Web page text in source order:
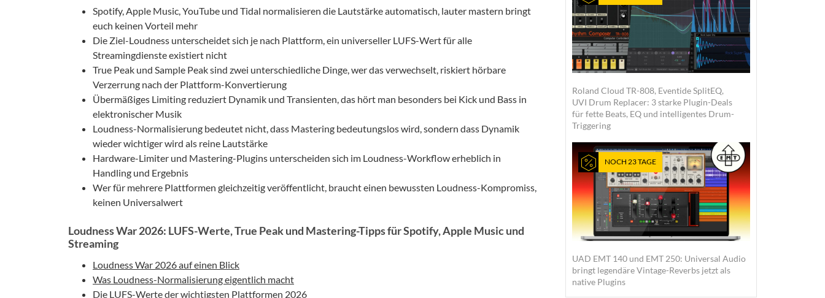
Spotify, Apple Music, YouTube und Tidal normalisieren die Lautstärke automatisch, lauter mastern bringt
euch keinen Vorteil mehr
Die Ziel-Loudness unterscheidet sich je nach Plattform, ein universeller LUFS-Wert für alle
Streamingdienste existiert nicht
True Peak und Sample Peak sind zwei unterschiedliche Dinge, wer das verwechselt, riskiert hörbare
Verzerrung nach der Plattform-Konvertierung
Übermäßiges Limiting reduziert Dynamik und Transienten, das hört man besonders bei Kick und Bass in
elektronischer Musik
Loudness-Normalisierung bedeutet nicht, dass Mastering bedeutungslos wird, sondern dass Dynamik
wieder wichtiger wird als reine Lautstärke
Hardware-Limiter und Mastering-Plugins unterscheiden sich im Loudness-Workflow erheblich in
Handling und Ergebnis
Wer für mehrere Plattformen gleichzeitig veröffentlicht, braucht einen bewussten Loudness-Kompromiss,
keinen Universalwert
Loudness War 2026: LUFS-Werte, True Peak und Mastering-Tipps für Spotify, Apple Music und
Streaming
Loudness War 2026 auf einen Blick
Was Loudness-Normalisierung eigentlich macht
Die LUFS-Werte der wichtigsten Plattformen 2026
Roland Cloud TR-808, Eventide SplitEQ,
UVI Drum Replacer: 3 starke Plugin-Deals
für fette Beats, EQ und intelligentes Drum-
Triggering
NOCH 23 TAGE
UAD EMT 140 und EMT 250: Universal Audio
bringt legendäre Vintage-Reverbs jetzt als
native Plugins